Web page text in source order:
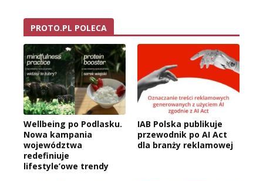
PROTO.PL POLECA
Wellbeing po Podlasku.
Nowa kampania
województwa
redefiniuje
lifestyle’owe trendy
IAB Polska publikuje
przewodnik po AI Act
dla branży reklamowej